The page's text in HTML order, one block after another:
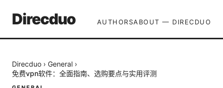
Direcduo AUTHORSABOUT — DIRECDUO
Direcduo › General ›
免费vpn软件：全面指南、选购要点与实用评测